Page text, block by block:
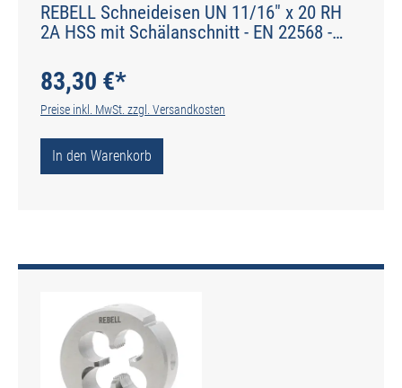
REBELL Schneideisen UN 11/16" x 20 RH
2A HSS mit Schälanschnitt - EN 22568 -
83,30 €*
Preise inkl. MwSt. zzgl. Versandkosten
In den Warenkorb